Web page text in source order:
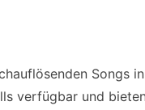
Songs in
verfügbar und bieten